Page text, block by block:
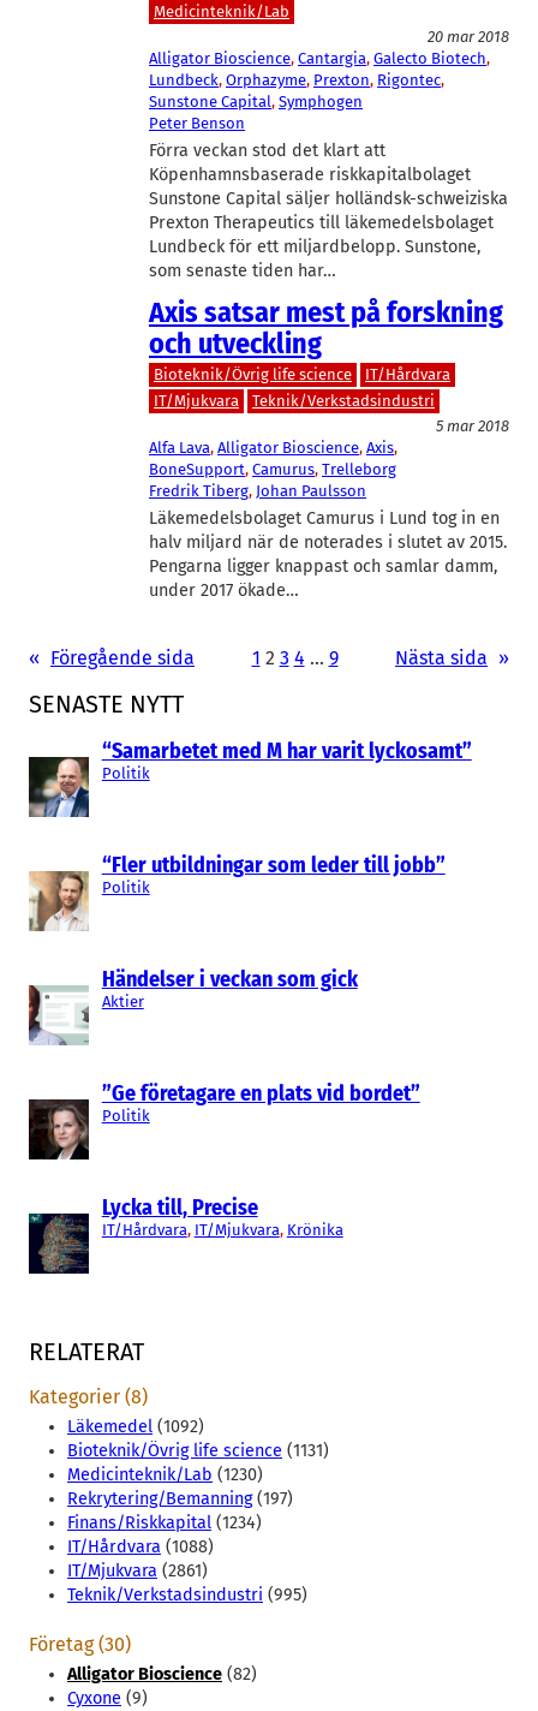
SENASTE NYTT
“Samarbetet med M har varit lyckosamt”
Politik
“Fler utbildningar som leder till jobb”
Politik
Händelser i veckan som gick
Aktier
”Ge företagare en plats vid bordet”
Politik
Lycka till, Precise
IT/Hårdvara, IT/Mjukvara, Krönika
Medicinteknik/Lab
20 mar 2018
Alligator Bioscience, Cantargia, Galecto Biotech
Lundbeck, Orphazyme, Prexton, Rigontec
Sunstone Capital, Symphogen
Peter Benson
Förra veckan stod det klart att
Köpenhamnsbaserade riskkapitalbolaget
Sunstone Capital säljer holländsk-schweiziska
Prexton Therapeutics till läkemedelsbolaget
Lundbeck för ett miljardbelopp. Sunstone,
som senaste tiden har…
Axis satsar mest på forskning
och utveckling
Bioteknik/Övrig life science
IT/Hårdvara
IT/Mjukvara
Teknik/Verkstadsindustri
5 mar 2018
Alfa Lava, Alligator Bioscience, Axis
BoneSupport, Camurus, Trelleborg
Fredrik Tiberg, Johan Paulsson
Läkemedelsbolaget Camurus i Lund tog in en
halv miljard när de noterades i slutet av 2015.
Pengarna ligger knappast och samlar damm,
under 2017 ökade…
« Föregående sida 1 2 3 4 … 9 Nästa sida »
RELATERAT
Kategorier (8)
Läkemedel (1092)
Bioteknik/Övrig life science (1131)
Medicinteknik/Lab (1230)
Rekrytering/Bemanning(197)
Finans/Riskkapital (1234)
IT/Hårdvara (1088)
IT/Mjukvara (2861)
Teknik/Verkstadsindustri (995)
Företag (30)
Alligator Bioscience (82)
Cyxone (9)